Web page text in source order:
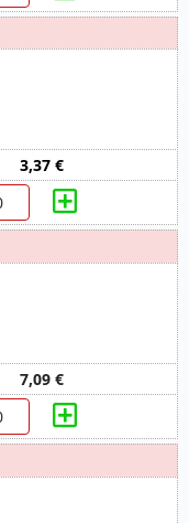
3,37 €
7,09 €